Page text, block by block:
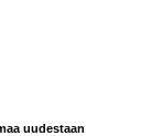
uudestaan